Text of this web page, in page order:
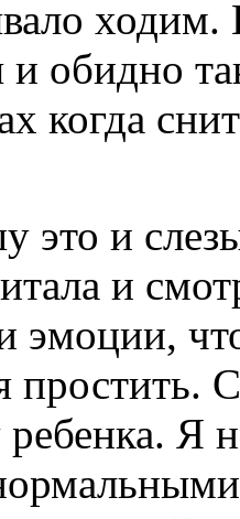
ходим.
и обидно
когда
это и
и
эмоции,
простить.
Я